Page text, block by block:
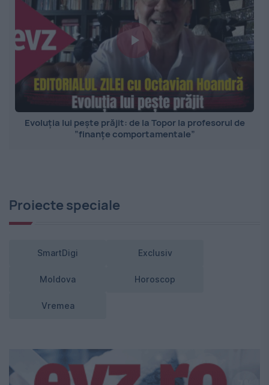
Evoluția lui pește prăjit: de la Topor la profesorul de
”finanțe comportamentale”
Proiecte speciale
SmartDigi Exclusiv
Moldova Horoscop
Vremea